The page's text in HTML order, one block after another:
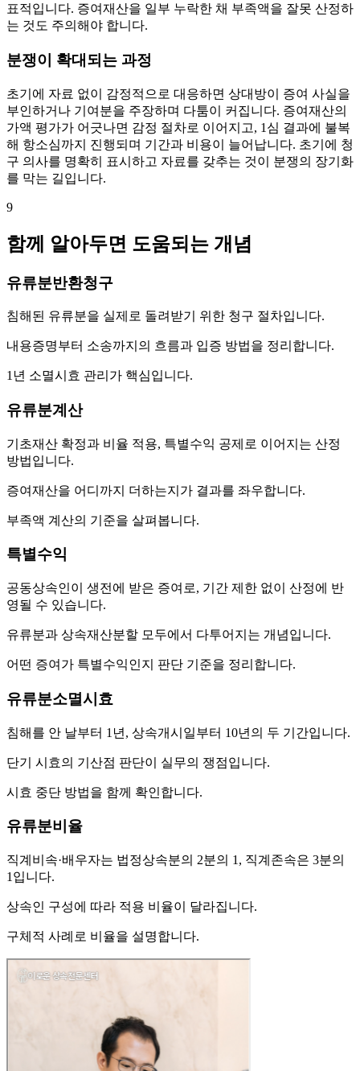
표적입니다. 증여재산을 일부 누락한 채 부족액을 잘못 산정하
는 것도 주의해야 합니다.
분쟁이 확대되는 과정
초기에 자료 없이 감정적으로 대응하면 상대방이 증여 사실을
부인하거나 기여분을 주장하며 다툼이 커집니다. 증여재산의
가액 평가가 어긋나면 감정 절차로 이어지고, 1심 결과에 불복
해 항소심까지 진행되며 기간과 비용이 늘어납니다. 초기에 청
구 의사를 명확히 표시하고 자료를 갖추는 것이 분쟁의 장기화
를 막는 길입니다.
9
함께 알아두면 도움되는 개념
유류분반환청구
침해된 유류분을 실제로 돌려받기 위한 청구 절차입니다.
내용증명부터 소송까지의 흐름과 입증 방법을 정리합니다.
1년 소멸시효 관리가 핵심입니다.
유류분계산
기초재산 확정과 비율 적용, 특별수익 공제로 이어지는 산정
방법입니다.
증여재산을 어디까지 더하는지가 결과를 좌우합니다.
부족액 계산의 기준을 살펴봅니다.
특별수익
공동상속인이 생전에 받은 증여로, 기간 제한 없이 산정에 반
영될 수 있습니다.
유류분과 상속재산분할 모두에서 다투어지는 개념입니다.
어떤 증여가 특별수익인지 판단 기준을 정리합니다.
유류분소멸시효
침해를 안 날부터 1년, 상속개시일부터 10년의 두 기간입니다.
단기 시효의 기산점 판단이 실무의 쟁점입니다.
시효 중단 방법을 함께 확인합니다.
유류분비율
직계비속·배우자는 법정상속분의 2분의 1, 직계존속은 3분의
1입니다.
상속인 구성에 따라 적용 비율이 달라집니다.
구체적 사례로 비율을 설명합니다.